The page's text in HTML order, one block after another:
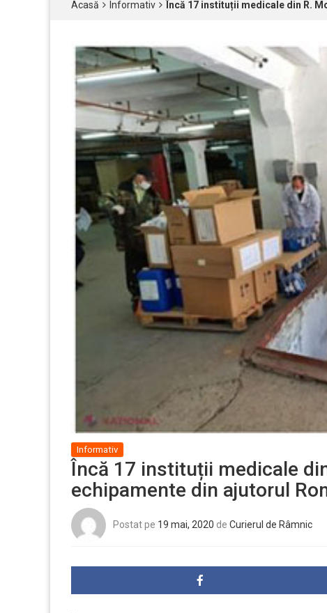
Acasă Informativ Încă 17 instituții medicale din R.
Informativ
Încă 17 instituții medicale
echipamente din ajutorul
Postat pe 19 mai, 2020 de Curierul de Râmnic